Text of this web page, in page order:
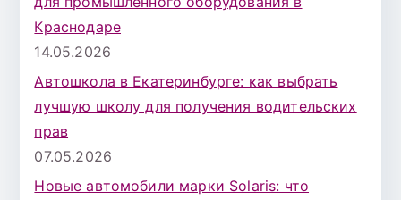
Краснодаре
14.05.2026
Автошкола в Екатеринбурге: как выбрать
лучшую школу для получения водительских
прав
07.05.2026
Новые автомобили марки Solaris: что